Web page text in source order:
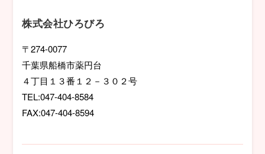
株式会社ひろびろ
〒274-0077
千葉県船橋市薬円台
４丁目１３番１２－３０２号
TEL:047-404-8584
FAX:047-404-8594